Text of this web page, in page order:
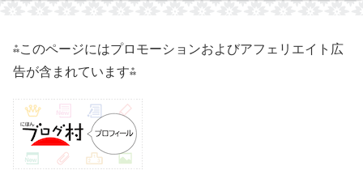
⁂このページにはプロモーションおよびアフェリエイト広
告が含まれています⁂